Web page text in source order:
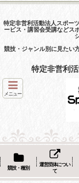
特定非営利活動法人スポー
ービス・講習会受講などス
競技・ジャンル別に見たい
特定非営利
メニュー
競技・種別
運営団体につい
て